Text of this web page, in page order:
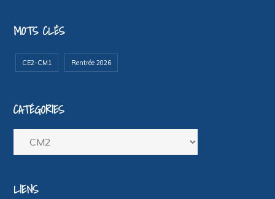
MOTS CLÉS
CE2-CM1 Rentrée 2026
CATÉGORIES
Catégories
LIENS